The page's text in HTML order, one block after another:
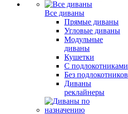
Все диваны
Прямые диваны
Угловые диваны
Модульные
диваны
Кушетки
С подлокотниками
Без подлокотников
Диваны
реклайнеры